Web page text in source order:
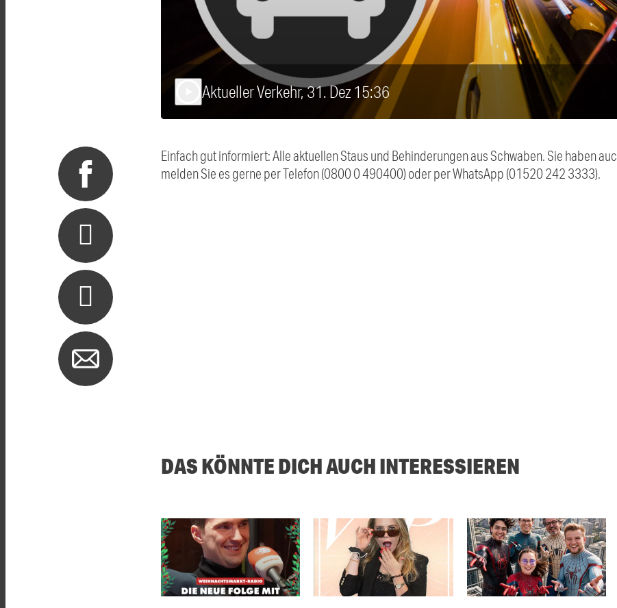
Aktueller Verkehr, 31. Dez 15:36
Einfach gut informiert: Alle aktuellen Staus und Behinderungen aus Schwaben. Sie haben
melden Sie es gerne per Telefon (0800 0 490400) oder per WhatsApp (01520 242 3333).
DAS KÖNNTE DICH AUCH INTERESSIEREN